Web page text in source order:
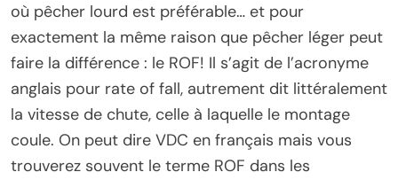
où pêcher lourd est préférable… et pour
exactement la même raison que pêcher léger peut
faire la différence : le ROF! Il s’agit de l’acronyme
anglais pour rate of fall, autrement dit littéralement
la vitesse de chute, celle à laquelle le montage
coule. On peut dire VDC en français mais vous
trouverez souvent le terme ROF dans les